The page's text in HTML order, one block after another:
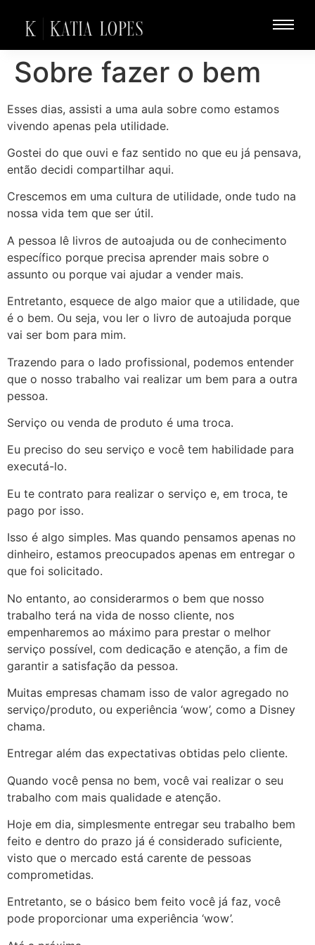
Sobre fazer o bem
Esses dias, assisti a uma aula sobre como estamos
vivendo apenas pela utilidade.
Gostei do que ouvi e faz sentido no que eu já pensava,
então decidi compartilhar aqui.
Crescemos em uma cultura de utilidade, onde tudo na
nossa vida tem que ser útil.
A pessoa lê livros de autoajuda ou de conhecimento
específico porque precisa aprender mais sobre o
assunto ou porque vai ajudar a vender mais.
Entretanto, esquece de algo maior que a utilidade, que
é o bem. Ou seja, vou ler o livro de autoajuda porque
vai ser bom para mim.
Trazendo para o lado profissional, podemos entender
que o nosso trabalho vai realizar um bem para a outra
pessoa.
Serviço ou venda de produto é uma troca.
Eu preciso do seu serviço e você tem habilidade para
executá-lo.
Eu te contrato para realizar o serviço e, em troca, te
pago por isso.
Isso é algo simples. Mas quando pensamos apenas no
dinheiro, estamos preocupados apenas em entregar o
que foi solicitado.
No entanto, ao considerarmos o bem que nosso
trabalho terá na vida de nosso cliente, nos
empenharemos ao máximo para prestar o melhor
serviço possível, com dedicação e atenção, a fim de
garantir a satisfação da pessoa.
Muitas empresas chamam isso de valor agregado no
serviço/produto, ou experiência ‘wow’, como a Disney
chama.
Entregar além das expectativas obtidas pelo cliente.
Quando você pensa no bem, você vai realizar o seu
trabalho com mais qualidade e atenção.
Hoje em dia, simplesmente entregar seu trabalho bem
feito e dentro do prazo já é considerado suficiente,
visto que o mercado está carente de pessoas
comprometidas.
Entretanto, se o básico bem feito você já faz, você
pode proporcionar uma experiência ‘wow’.